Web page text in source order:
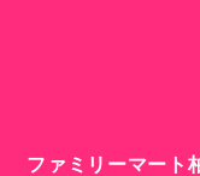
ファミリーマート